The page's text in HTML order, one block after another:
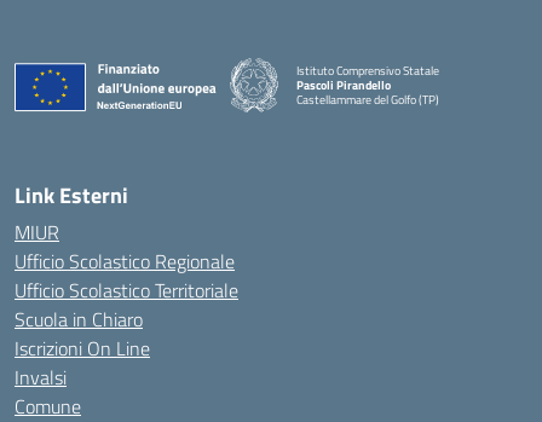
Istituto Comprensivo Statale
Pascoli Pirandello
Castellammare del Golfo (TP)
Link Esterni
MIUR
Ufficio Scolastico Regionale
Ufficio Scolastico Territoriale
Scuola in Chiaro
Iscrizioni On Line
Invalsi
Comune